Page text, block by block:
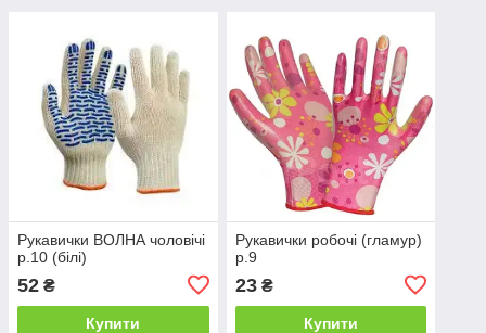
Рукавички ВОЛНА чоловічі
р.10 (білі)
52 ₴
Купити
Рукавички робочі (гламур)
р.9
23₴
Купити